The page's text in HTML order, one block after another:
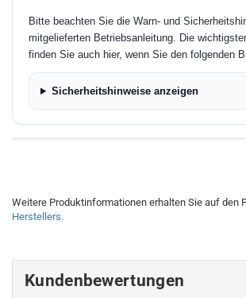
Bitte beachten Sie die Warn- und
mitgelieferten Betriebsanleitung. Die
finden Sie auch hier, wenn Sie den folgenden
Sicherheitshinweise anzeigen
Weitere Produktinformationen erhalten Sie auf den
Herstellers.
Kundenbewertungen